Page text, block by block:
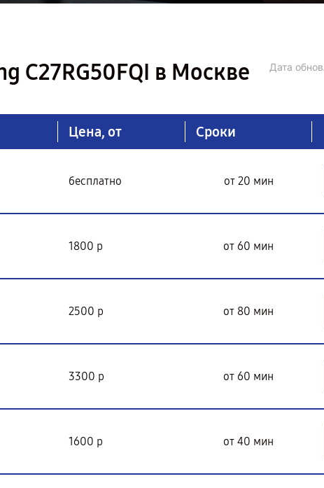
C27RG50FQI в Москве Дата
Цена, от Сроки
бесплатно от 20 мин
1800 р от 60 мин
2500 р от 80 мин
3300 р от 60 мин
1600 р от 40 мин